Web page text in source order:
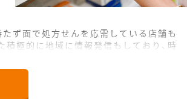
ず面で処方せんを応需している店舗も
極的に地域に情報発信もしており、時
のメリットも受けることが出来ます♪